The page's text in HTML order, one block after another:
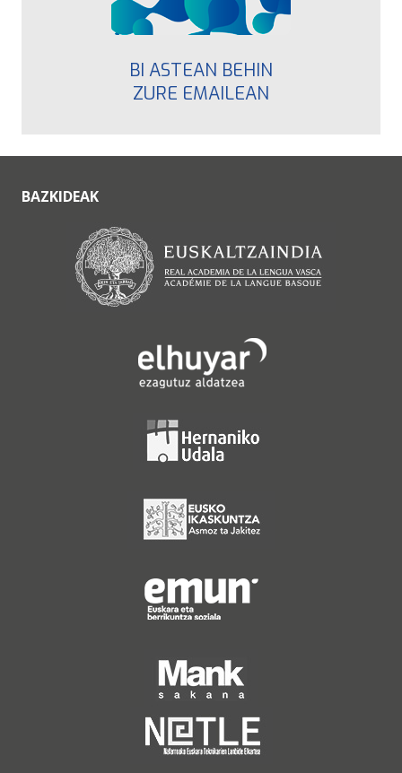
BI ASTEAN BEHIN
ZURE EMAILEAN
BAZKIDEAK